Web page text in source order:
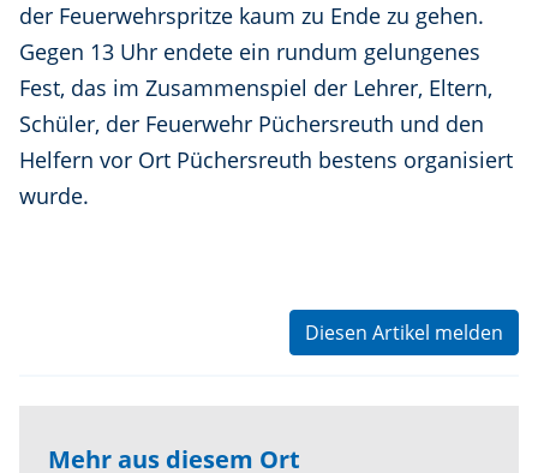
der Feuerwehrspritze kaum zu Ende zu gehen.
Gegen 13 Uhr endete ein rundum gelungenes
Fest, das im Zusammenspiel der Lehrer, Eltern,
Schüler, der Feuerwehr Püchersreuth und den
Helfern vor Ort Püchersreuth bestens organisiert
wurde.
Diesen Artikel melden
Mehr aus diesem Ort